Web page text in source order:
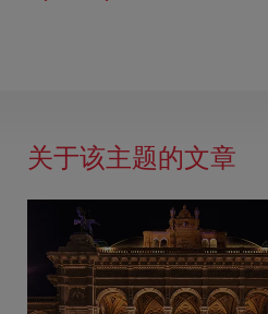
关于该主题的文章